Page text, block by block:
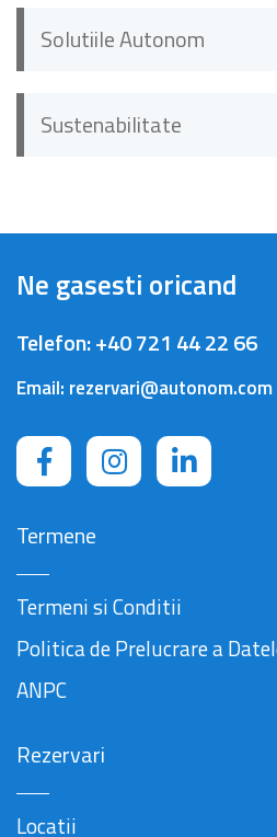
Solutiile Autonom
Sustenabilitate
Ne gasesti oricand
Telefon:+40 721 44 22 66
Email: rezervari@autonom.com
Termene
Termeni si Conditii
Politica de Prelucrare a
ANPC
Rezervari
Locatii